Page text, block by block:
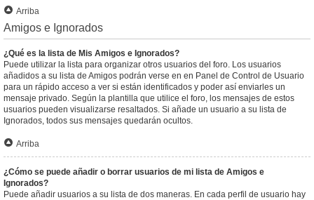
Arriba
Amigos e Ignorados
¿Qué es la lista de Mis Amigos e Ignorados?
Puede utilizar la lista para organizar otros usuarios del foro. Los usuarios
añadidos a su lista de Amigos podrán verse en en Panel de Control de Usuario
para un rápido acceso a ver si están identificados y poder así enviarles un
mensaje privado. Según la plantilla que utilice el foro, los mensajes de estos
usuarios pueden visualizarse resaltados. Si añade un usuario a su lista de
Ignorados, todos sus mensajes quedarán ocultos.
Arriba
¿Cómo se puede añadir o borrar usuarios de mi lista de Amigos e
Ignorados?
Puede añadir usuarios a su lista de dos maneras. En cada perfil de usuario hay